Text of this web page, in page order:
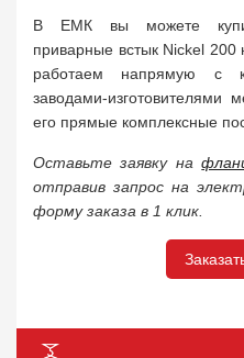
В ЕМК вы можете
приварные встык Nickel
работаем напрямую с
заводами-изготовителями
его прямые комплексные
Оставьте заявку на
отправив запрос на
форму заказа в 1 клик.